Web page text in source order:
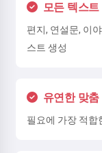
모든 텍스트
편지, 연설문, 이
스트 생성
유연한 맞춤
필요에 가장 적합